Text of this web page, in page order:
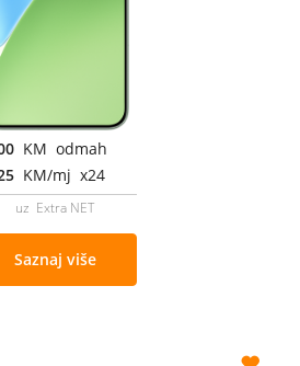
KM odmah
KM/mj x24
uz Extra NET
Saznaj više